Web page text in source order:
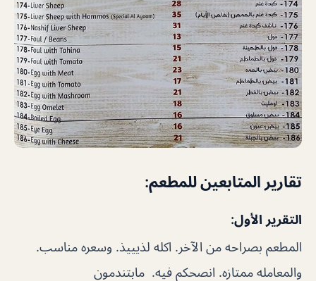
تقارير المتابعين للمطعم:
التقرير الأول:
المطعم بصراحه من الآخر. اكله لذيييذ. وسعره مناسب.
والمعامله ممتازه. انصحكم فيه. مابتندمون